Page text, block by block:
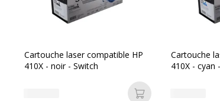
Marque
Référence produit fabricant
Cartouche laser compatible HP
410X - noir - Switch
Cartouche
410X - cyan